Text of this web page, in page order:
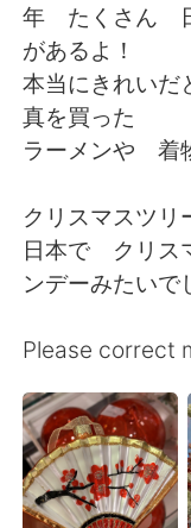
English
繁體中文
العربية
Deutsch
한국어
Türkçe
Português
年 たくさん 日
があるよ！
本当にきれい
真を買った
ラーメンや 着
クリスマスツ
日本で クリス
ンデーみたい
Please correct